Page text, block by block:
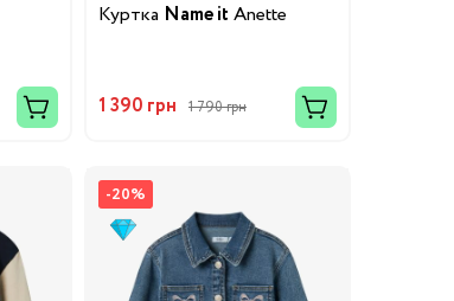
Куртка Name it Anette
1 390 грн 1 790 грн
-20%